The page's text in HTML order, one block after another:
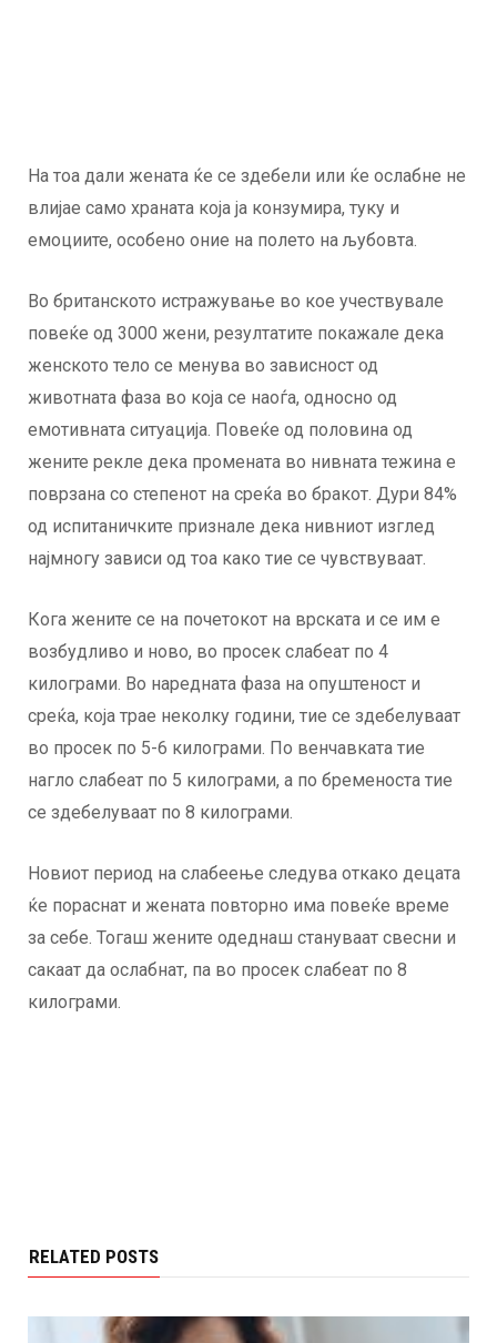
На тоа дали жената ќе се здебели или ќе ослабне не
влијае само храната која ја конзумира, туку и
емоциите, особено оние на полето на љубовта.
Во британското истражување во кое учествувале
повеќе од 3000 жени, резултатите покажале дека
женското тело се менува во зависност од
животната фаза во која се наоѓа, односно од
емотивната ситуација. Повеќе од половина од
жените рекле дека промената во нивната тежина е
поврзана со степенот на среќа во бракот. Дури 84%
од испитаничките признале дека нивниот изглед
најмногу зависи од тоа како тие се чувствуваат.
Кога жените се на почетокот на врската и се им е
возбудливо и ново, во просек слабеат по 4
килограми. Во наредната фаза на опуштеност и
среќа, која трае неколку години, тие се здебелуваат
во просек по 5-6 килограми. По венчавката тие
нагло слабеат по 5 килограми, а по бременоста тие
се здебелуваат по 8 килограми.
Новиот период на слабеење следува откако децата
ќе пораснат и жената повторно има повеќе време
за себе. Тогаш жените одеднаш стануваат свесни и
сакаат да ослабнат, па во просек слабеат по 8
килограми.
RELATED POSTS